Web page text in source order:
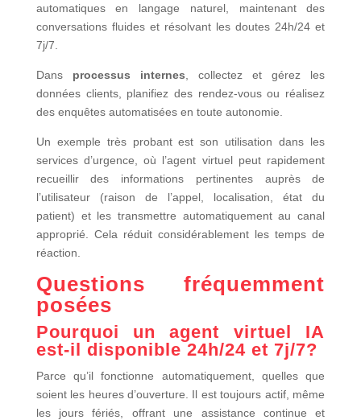
automatiques en langage naturel, maintenant des
conversations fluides et résolvant les doutes 24h/24 et
7j/7.
Dans processus internes , collectez et gérez les
données clients, planifiez des rendez-vous ou réalisez
des enquêtes automatisées en toute autonomie.
Un exemple très probant est son utilisation dans les
services d’urgence, où l’agent virtuel peut rapidement
recueillir des informations pertinentes auprès de
l’utilisateur (raison de l’appel, localisation, état du
patient) et les transmettre automatiquement au canal
approprié. Cela réduit considérablement les temps de
réaction.
Questions fréquemment
posées
Pourquoi un agent virtuel IA
est-il disponible 24h/24 et 7j/7?
Parce qu’il fonctionne automatiquement, quelles que
soient les heures d’ouverture. Il est toujours actif, même
les jours fériés, offrant une assistance continue et